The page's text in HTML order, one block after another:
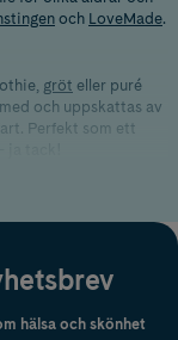
och LoveMade.
gröt eller puré
och uppskattas av
Perfekt som ett
hälsa och skönhet